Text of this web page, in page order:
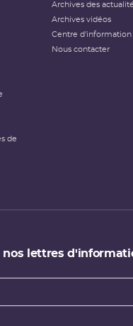
de
Archives des
Archives vidéos
Centre
Nous contacter
nos lettres